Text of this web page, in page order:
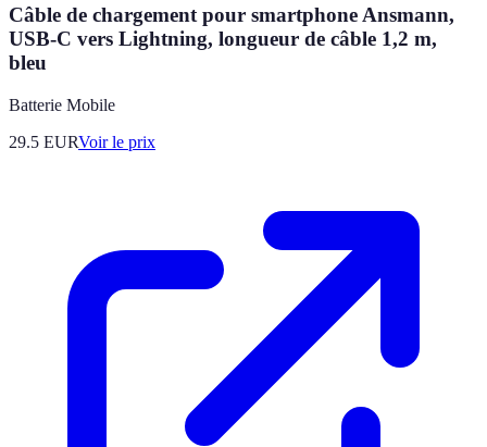
Câble de chargement pour smartphone Ansmann,
USB-C vers Lightning, longueur de câble 1,2 m,
bleu
Batterie Mobile
29.5 EURVoir le prix